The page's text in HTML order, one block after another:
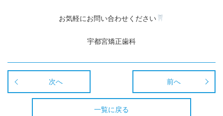
お気軽にお問い合わせください
宇都宮矯正歯科
次へ 前へ
一覧に戻る